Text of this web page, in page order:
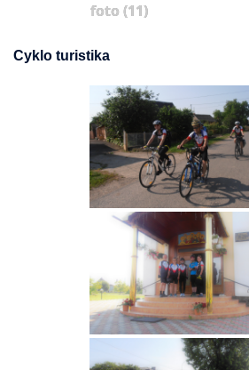
foto (11)
Cyklo turistika